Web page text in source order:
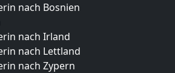
nach Bosnien
nach Irland
nach Lettland
nach Zypern